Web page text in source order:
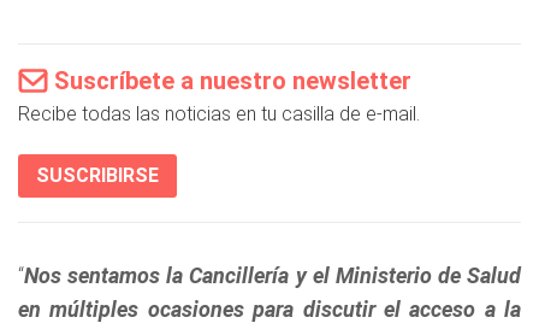
Suscríbete a nuestro newsletter
Recibe todas las noticias en tu casilla de e-mail.
SUSCRIBIRSE
“Nos sentamos la Cancillería y el Ministerio de Salud
en múltiples ocasiones para discutir el acceso a la